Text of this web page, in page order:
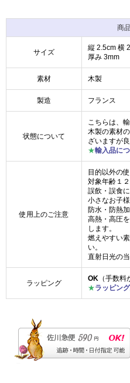
商
サイズ
縦 2.5cm 横
厚み 3mm
素材 木製
製造 フランス
状態について
こちらは、
木製の素材
ざいますが
★輸入品に
使用上のご注意
目的以外の
対象年齢１
誤飲・誤食
小さなお子
防水・防熱
高熱・高圧
します。
燃えやすい
い。
直射日光の
ラッピング
OK （手数料
★ラッピン